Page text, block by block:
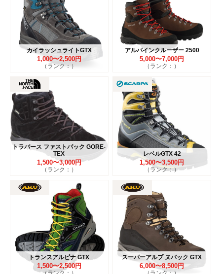
カイラッシュライトGTX
1,000〜2,500円
（ランク：）
アルパインクルーザー 2500
5,000〜7,000円
（ランク：）
トラバース ファストパック GORE-
TEX
1,500〜3,000円
（ランク：）
レベルGTX 42
1,500〜3,500円
（ランク：）
トランスアルピナ GTX
1,500〜2,500円
スーパーアルプ ヌバック GTX
6,000〜8,500円